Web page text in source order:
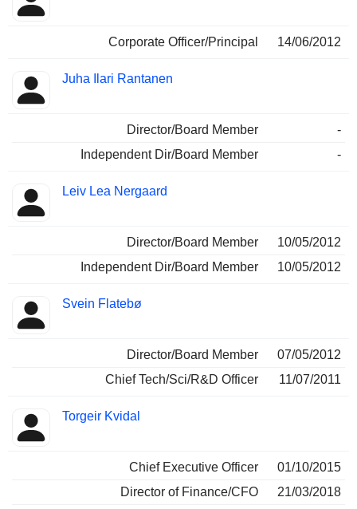
Corporate Officer/Principal 14/06/2012
Juha Ilari Rantanen
Director/Board Member
-
Independent Dir/Board Member
-
Leiv Lea Nergaard
Director/Board Member
10/05/2012
Independent Dir/Board Member
10/05/2012
Svein Flatebø
Director/Board Member
07/05/2012
Chief Tech/Sci/R&D Officer
11/07/2011
Torgeir Kvidal
Chief Executive Officer
01/10/2015
Director of Finance/CFO
21/03/2018